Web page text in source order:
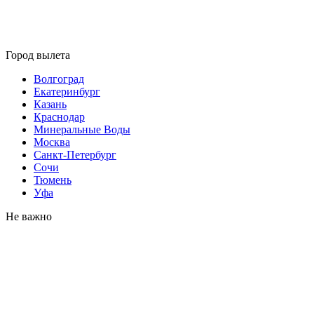
Город вылета
Волгоград
Екатеринбург
Казань
Краснодар
Минеральные Воды
Москва
Санкт-Петербург
Сочи
Тюмень
Уфа
Не важно